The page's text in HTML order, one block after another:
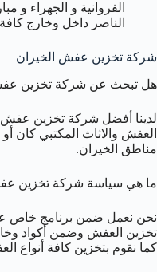
الفروانية و الجهراء و
الناصر داخل وخارج
شركة تخزين عفش الخيران
هل تبحث عن شركة تخزين
لدينا أفضل شركة تخزين عفش
العفش والاثاث المكتبي كان
مناطق الخيران.
ما هي سياسة شركة تخزين
نحن نعمل ضمن برنامج خاص
تخزين العفش وضمن أكواد
كما نقوم بتخزين كافة أنواع